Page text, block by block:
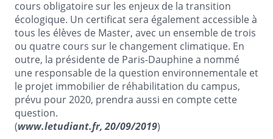
cours obligatoire sur les enjeux de la transition
écologique. Un certificat sera également accessible à
tous les élèves de Master, avec un ensemble de trois
ou quatre cours sur le changement climatique. En
outre, la présidente de Paris-Dauphine a nommé
une responsable de la question environnementale et
le projet immobilier de réhabilitation du campus,
prévu pour 2020, prendra aussi en compte cette
question.
(www.letudiant.fr, 20/09/2019)